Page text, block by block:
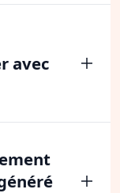
avec